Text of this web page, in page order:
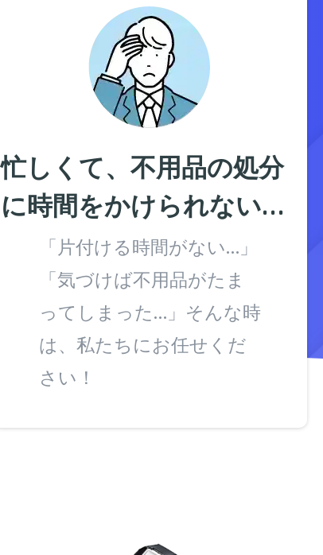
忙しくて、不用品の処分
に時間をかけられない…
「片付ける時間がない…」
「気づけば不用品がたま
ってしまった…」そんな時
は、私たちにお任せくだ
さい！